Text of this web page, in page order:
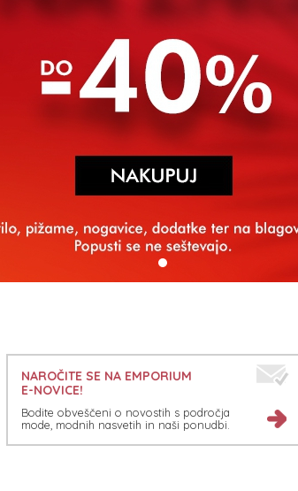
NAROČITE SE NA EMPORIUM
E-NOVICE!
Bodite obveščeni o novostih s področja
mode, modnih nasvetih in naši ponudbi.